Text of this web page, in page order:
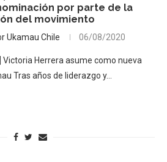
por parte de la
del movimiento
Ukamau Chile 06/08/2020
Victoria Herrera asume como nueva
Tras años de liderazgo y…